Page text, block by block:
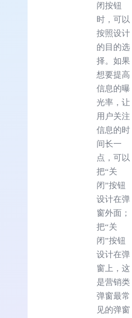
闭按钮
时，可以
按照设计
的目的选
择。如果
想要提高
信息的曝
光率，让
用户关注
信息的时
间长一
点，可以
把“关
闭”按钮
设计在弹
窗外面；
把“关
闭”按钮
设计在弹
窗上，这
是营销类
弹窗最常
见的弹窗